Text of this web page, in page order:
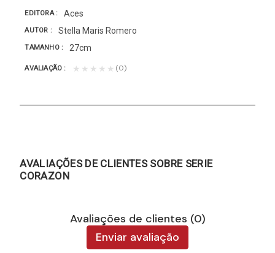
EDITORA Aces
AUTOR Stella Maris Romero
TAMANHO 27cm
AVALIAÇÃO ★★★★★ (0)
AVALIAÇÕES DE CLIENTES SOBRE SERIE
CORAZON
Avaliações de clientes (0)
Enviar avaliação